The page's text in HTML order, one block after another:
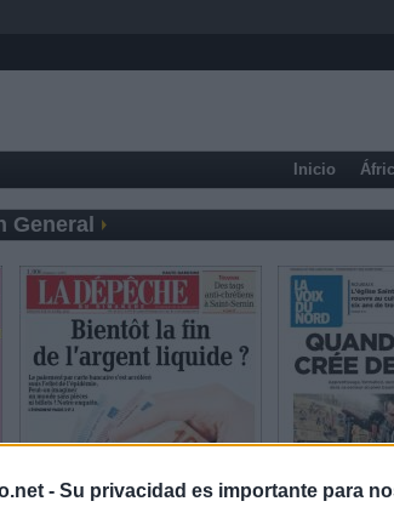
- Su privacidad es importante para
Inicio
General